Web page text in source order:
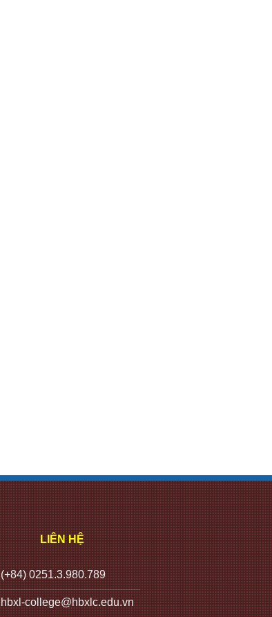
LIÊN HỆ
(+84) 0251.3.980.789
hbxl-college@hbxlc.edu.vn